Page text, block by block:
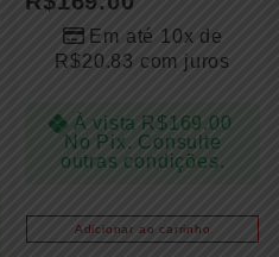
Em até 10x de
R$20.83 com juros
À vista R$169.00
No Pix. Consulte
outras condições.
Adicionar ao carrinho